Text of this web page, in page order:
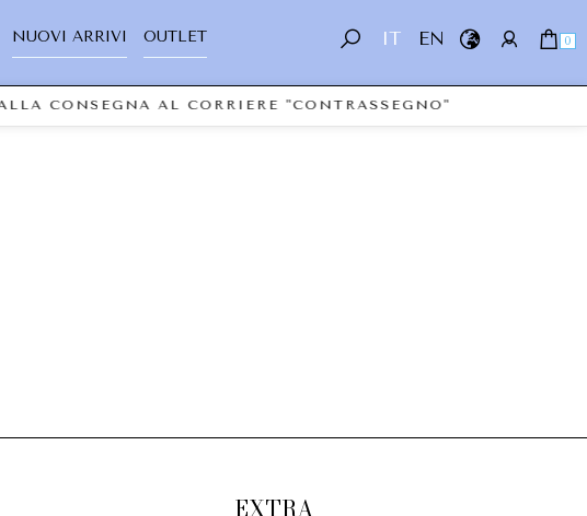
IT EN 0
NUOVI ARRIVI OUTLET
CONSEGNA AL CORRIERE "CONTRASSEGNO"
EXTRA